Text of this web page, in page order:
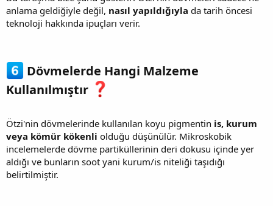
anlama geldiğiyle değil, nasıl yapıldığıyla da tarih öncesi
teknoloji hakkında ipuçları verir.
Dövmelerde Hangi Malzeme
Kullanılmıştır
Ötzi'nin dövmelerinde kullanılan koyu pigmentin is, kurum
veya kömür kökenli olduğu düşünülür. Mikroskobik
incelemelerde dövme partiküllerinin deri dokusu içinde yer
aldığı ve bunların soot yani kurum/is niteliği taşıdığı
belirtilmiştir.